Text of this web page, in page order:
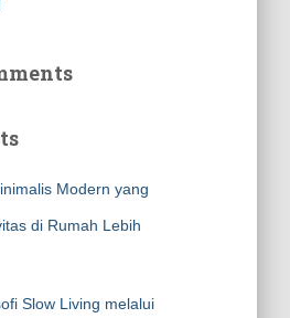
Modern yang
di Rumah Lebih
Slow Living melalui